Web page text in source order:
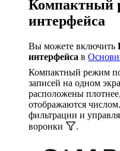
Компактный
интерфейса
Вы можете включить
интерфейса в
Компактный режим
записей на одном
расположены
отображаются
фильтрации и
воронки
.